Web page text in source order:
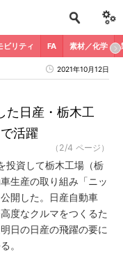
ビリティ FA 素材／化学
2021年10月12日
た日産・栃木工
活躍
（2/4 ページ）
投資して栃木工場（栃
生産の取り組み「ニッ
開した。日産自動車
度なクルマをつくるた
日の日産の飛躍の要に
。